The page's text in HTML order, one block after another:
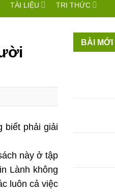
TÀI LIỆU TRI THỨC
biết phải giải
này ở tập
Lành không
luôn cả việc
BÀI